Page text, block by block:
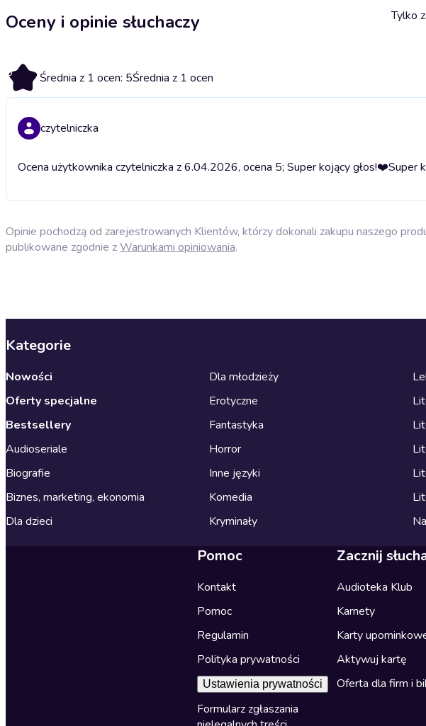
Oceny i opinie słuchaczy
5 Średnia z 1 ocen: 5Średnia z 1 ocen
Tylko
czytelniczka
Ocena użytkownika czytelniczka z 6.04.2026, ocena 5; Super kojący głos!❤️Super
Opinie pochodzą od zarejestrowanych Klientów, którzy dokonali zakupu naszego
publikowane zgodnie zWarunkami opiniowania.
Kategorie
Nowości
Oferty specjalne
Bestsellery
Audioseriale
Biografie
Biznes, marketing, ekonomia
Dla dzieci
Dla młodzieży
Erotyczne
Fantastyka
Horror
Inne języki
Komedia
Kryminały
Pomoc
Kontakt
Pomoc
Regulamin
Polityka prywatności
Ustawienia prywatności
Formularz zgłaszania
Zacznij
Audioteka Klub
Karnety
Karty
Aktywuj kartę
Oferta dla firm i